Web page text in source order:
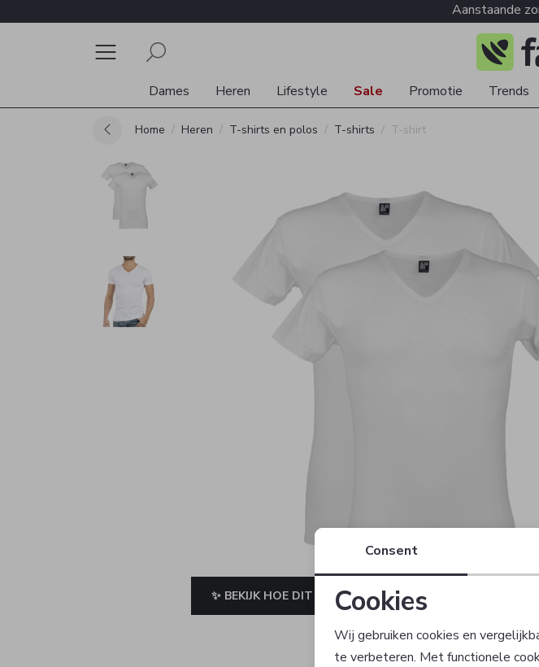
Aanstaande
Dames Heren Lifestyle Sale Promotie Trends
Home Heren T-shirts en polos T-shirts T-shirt
✨ BEKIJK HOE DIT JE STAAT
Consent
Cookies
Wij gebruiken cookies en
te verbeteren. Met functionele